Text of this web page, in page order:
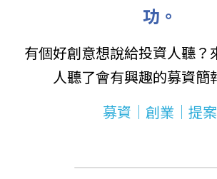
功。
有個好創意想說給投資人聽？
人聽了會有興趣的募資簡
募資｜創業｜提案